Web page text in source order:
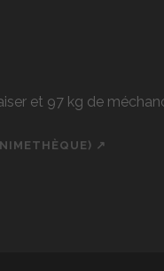
et 97 kg de
↗